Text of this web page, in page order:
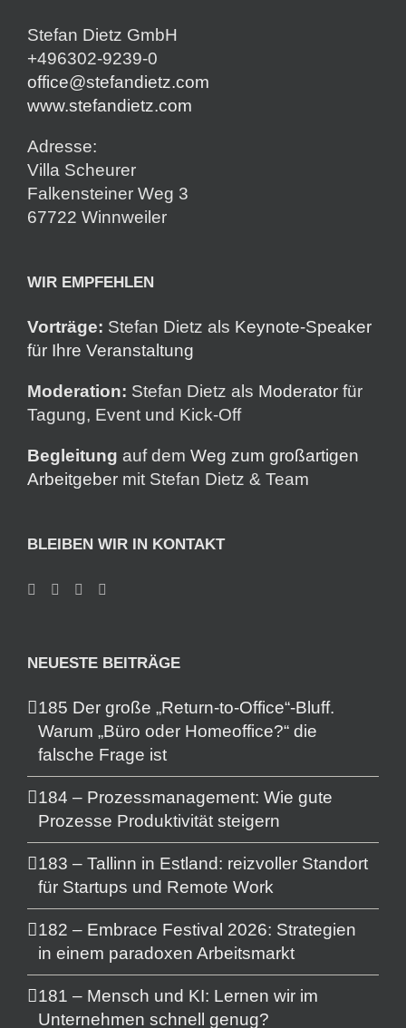
Stefan Dietz GmbH
+496302-9239-0
office@stefandietz.com
www.stefandietz.com
Adresse:
Villa Scheurer
Falkensteiner Weg 3
67722 Winnweiler
WIR EMPFEHLEN
Vorträge: Stefan Dietz als Keynote-Speaker
für Ihre Veranstaltung
Moderation: Stefan Dietz als Moderator für
Tagung, Event und Kick-Off
Begleitung auf dem Weg zum großartigen
Arbeitgeber mit Stefan Dietz & Team
BLEIBEN WIR IN KONTAKT
NEUESTE BEITRÄGE
185 Der große „Return-to-Office“-Bluff.
Warum „Büro oder Homeoffice?“ die
falsche Frage ist
184 – Prozessmanagement: Wie gute
Prozesse Produktivität steigern
183 – Tallinn in Estland: reizvoller Standort
für Startups und Remote Work
182 – Embrace Festival 2026: Strategien
in einem paradoxen Arbeitsmarkt
181 – Mensch und KI: Lernen wir im
Unternehmen schnell genug?